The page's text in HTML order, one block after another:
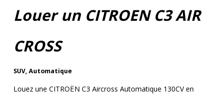
Louer un CITROEN C3 AIR
CROSS
SUV, Automatique
Louez une CITROËN C3 Aircross Automatique 130CV en